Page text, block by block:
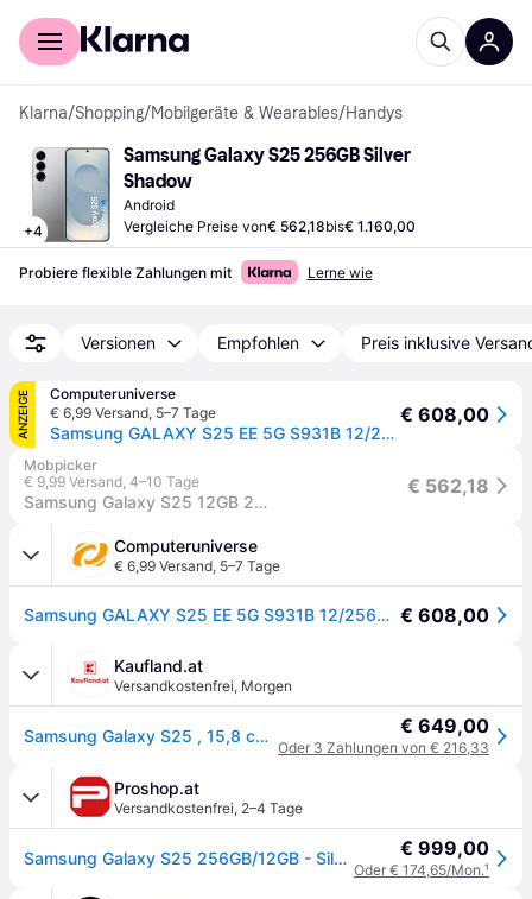
Für Shopper
Klarna/Shopping/Mobilgeräte & Wearables/Handys
+4
Samsung Galaxy S25 256GB Silver
Shadow
Android
Vergleiche Preise von€ 562,18bis€ 1.160,00
Probiere flexible Zahlungen mit Lerne wie
Versionen Empfohlen Preis inklusive
ANZEIGE
Computeruniverse
€ 6,99 Versand, 5–7 Tage
Samsung GALAXY S25 EE 5G S931B 12/256GB silver shadow Android 15 Dual-SIM Smartphone - Silber
€ 608,00
Mobpicker
€ 9,99 Versand, 4–10 Tage
Samsung Galaxy S25 12GB 256GB 5G Silver Smartphone
€ 562,18
Computeruniverse
€ 6,99 Versand, 5–7 Tage
Samsung GALAXY S25 EE 5G S931B 12/256GB silver shadow Android 15 Dual-SIM Smartphone - Silber € 608,00
Kaufland.at
Versandkostenfrei, Morgen
Samsung Galaxy S25 , 15,8 cm (6.2"), 12 GB, 256 GB, 50 MP, Android 15, Silber € 649,00
Oder 3 Zahlungen von € 216,33
Proshop.at
Versandkostenfrei, 2–4 Tage
Samsung Galaxy S25 256GB/12GB - Silver Shadow € 999,00
Oder € 174,65/Mon.¹